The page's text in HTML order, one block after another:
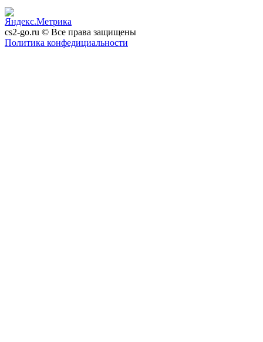
cs2-go.ru © Все права защищены
Политика конфедициальности